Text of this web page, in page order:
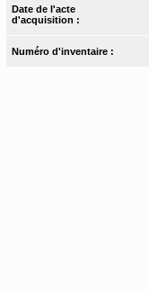
Date de l'acte
d'acquisition :
Numéro d'inventaire :